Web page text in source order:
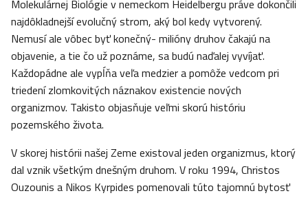
Molekulárnej Biológie v nemeckom Heidelbergu práve dokončili
najdôkladnejší evolučný strom, aký bol kedy vytvorený.
Nemusí ale vôbec byť konečný- milióny druhov čakajú na
objavenie, a tie čo už poznáme, sa budú naďalej vyvíjať.
Každopádne ale vypĺňa veľa medzier a pomôže vedcom pri
triedení zlomkovitých náznakov existencie nových
organizmov. Takisto objasňuje veľmi skorú históriu
pozemského života.
V skorej histórii našej Zeme existoval jeden organizmus, ktorý
dal vznik všetkým dnešným druhom. V roku 1994, Christos
Ouzounis a Nikos Kyrpides pomenovali túto tajomnú bytosť